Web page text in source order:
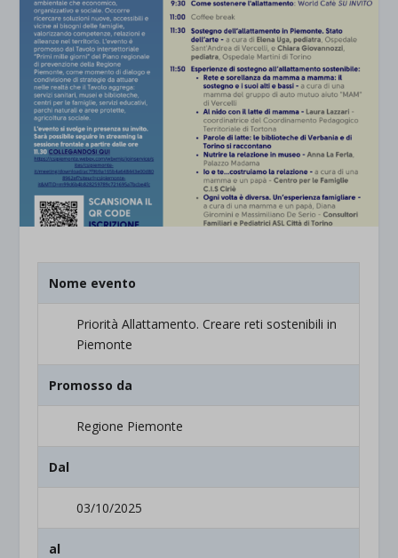
Nome evento
Priorità Allattamento. Creare reti sostenibili in
Piemonte
Promosso da
Regione Piemonte
Dal
03/10/2025
al